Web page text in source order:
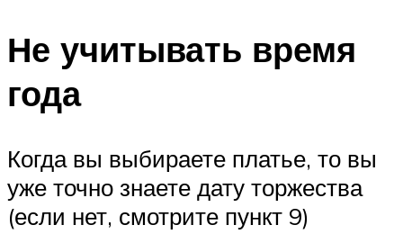
Не учитывать время
года
Когда вы выбираете платье, то вы
уже точно знаете дату торжества
(если нет, смотрите пункт 9)